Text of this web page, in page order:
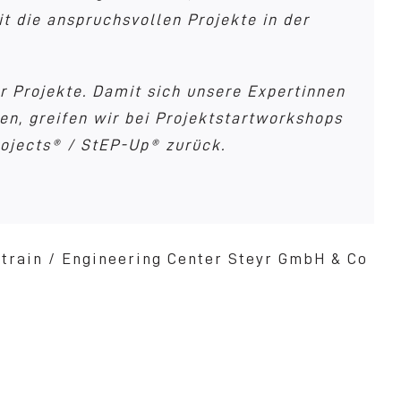
die anspruchsvollen Projekte in der
Damit sich unsere Expertinnen
greifen wir bei Projektstartworkshops
/ StEP-Up® zurück.
/ Engineering Center Steyr GmbH & Co
Grundlage für die Dokumentation des
des Projektstartprozesses und
Projekte richtig beauftragen, abwickeln,
die gleichen Methoden und
die erfahrenen Trainer der RQ
und soziale Kompetenz auszeichnen.